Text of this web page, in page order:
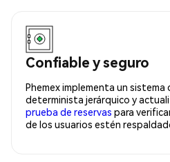
Confiable y seguro
Phemex implementa un
determinista jerárquico y
prueba de reservas para
de los usuarios estén